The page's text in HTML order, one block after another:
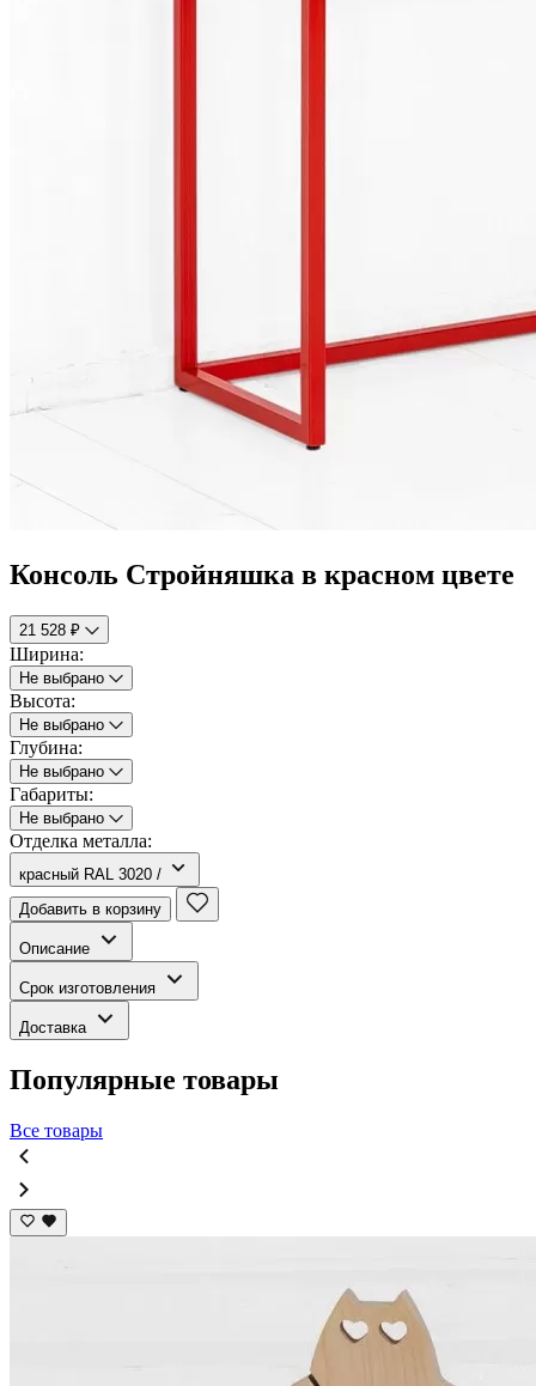
Консоль Стройняшка в красном цвете
21 528 ₽
Ширина:
Не выбрано
Высота:
Не выбрано
Глубина:
Не выбрано
Габариты:
Не выбрано
Отделка металла:
красный RAL 3020 /
Добавить в корзину
Описание
Срок изготовления
Доставка
Популярные товары
Все товары